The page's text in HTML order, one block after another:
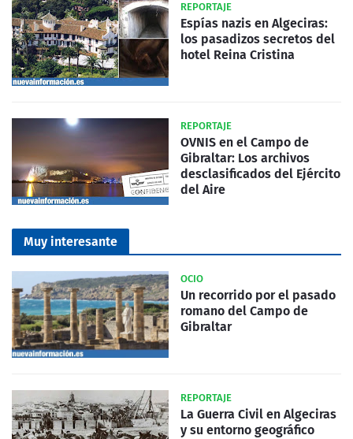
REPORTAJE
Espías nazis en Algeciras:
los pasadizos secretos del
hotel Reina Cristina
REPORTAJE
OVNIS en el Campo de
Gibraltar: Los archivos
desclasificados del Ejército
del Aire
Muy interesante
OCIO
Un recorrido por el pasado
romano del Campo de
Gibraltar
REPORTAJE
La Guerra Civil en Algeciras
y su entorno geográfico